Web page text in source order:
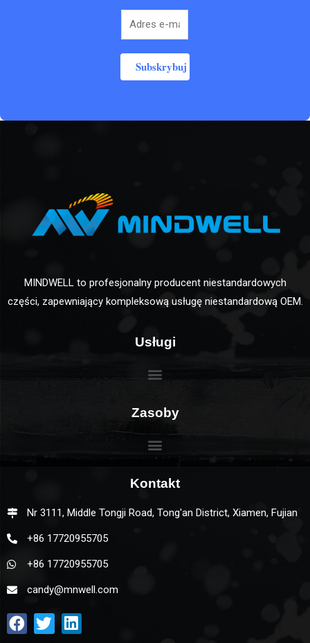
Subskrybuj
MINDWELL to profesjonalny producent niestandardowych
części, zapewniający kompleksową usługę niestandardową OEM.
Usługi
Zasoby
Kontakt
Nr 3111, Middle Tongji Road, Tong'an District, Xiamen, Fujian
+86 17720955705
+86 17720955705
candy@mnwell.com